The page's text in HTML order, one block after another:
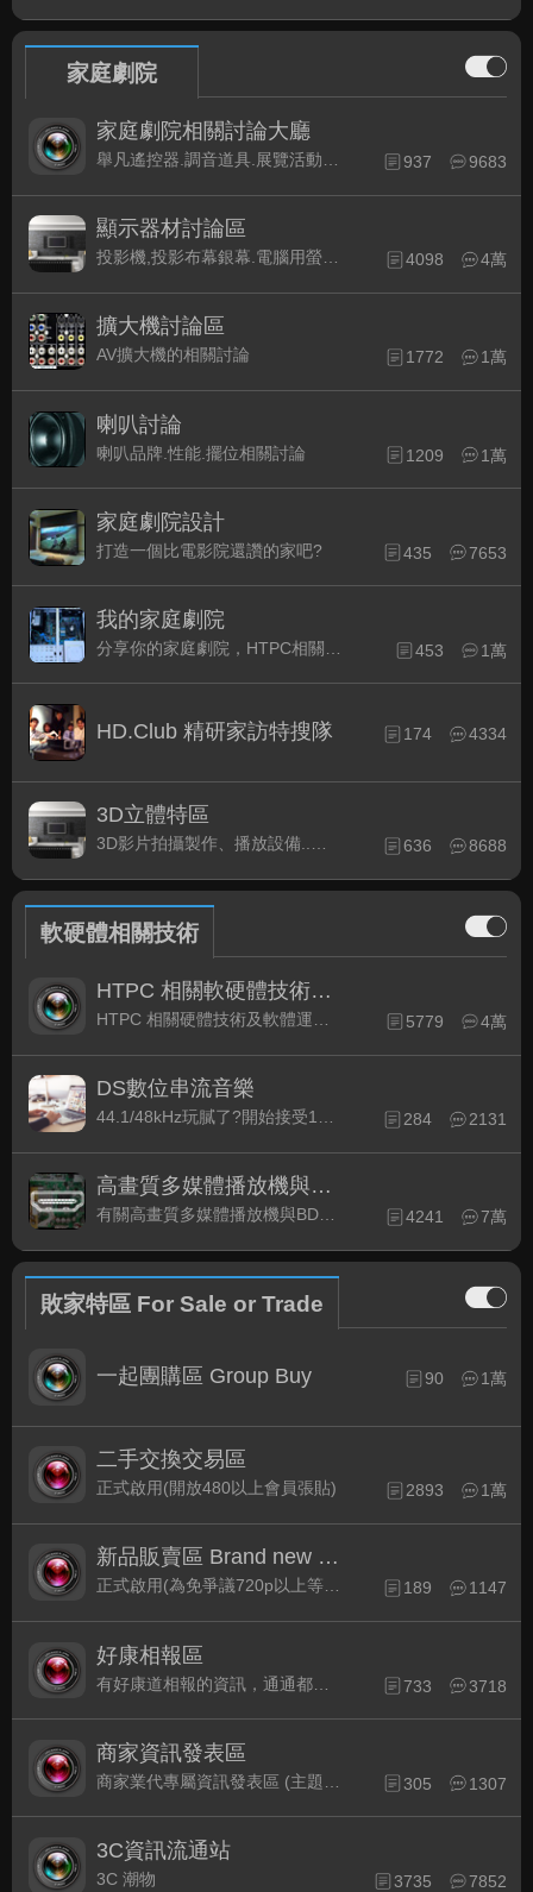
家庭劇院
家庭劇院相關討論大廳
937 9683
顯示器材討論區
4098 4萬
擴大機討論區
AV擴大機的相關討論 1772 1萬
喇叭討論
喇叭品牌.性能.擺位相關討論 1209 1萬
家庭劇院設計
打造一個比電影院還讚的家吧? 435 7653
我的家庭劇院
453 1萬
HD.Club 精研家訪特搜隊 174 4334
3D立體特區
3D影片拍攝製作、播放設備..等相關討論 636 8688
軟硬體相關技術
HTPC 相關軟硬體技術及運用
5779 4萬
DS數位串流音樂
284 2131
高畫質多媒體播放機與BD討論區
有關高畫質多媒體播放機與BD相關討論區 4241 7萬
敗家特區 For Sale or Trade
一起團購區 Group Buy 90 1萬
二手交換交易區
正式啟用(開放480以上會員張貼) 2893 1萬
新品販賣區 Brand new Plaza
正式啟用(為免爭議720p以上等級發表限定) 189 1147
好康相報區
733 3718
商家資訊發表區
305 1307
3C資訊流通站
3C 潮物 3735 7852